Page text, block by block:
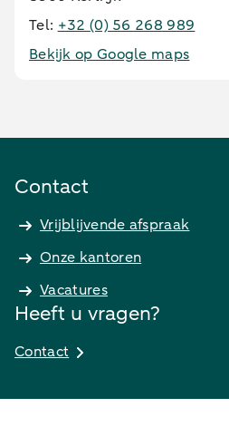
Tel: +32 (0) 56 268 989
Bekijk op Google maps
Contact
Vrijblijvende afspraak
Onze kantoren
Vacatures
Heeft u vragen?
Contact